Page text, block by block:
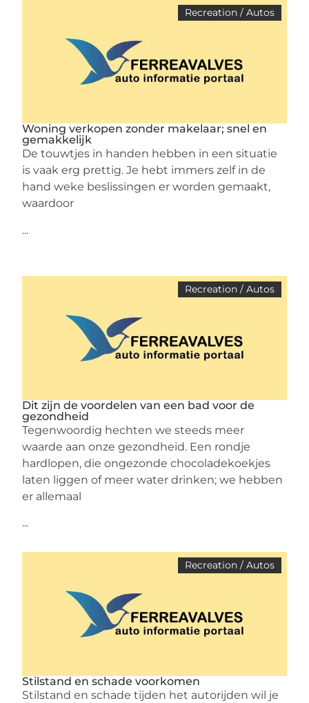
Recreation / Autos
Woning verkopen zonder makelaar; snel en
gemakkelijk
De touwtjes in handen hebben in een situatie
is vaak erg prettig. Je hebt immers zelf in de
hand weke beslissingen er worden gemaakt,
waardoor
...
Recreation / Autos
Dit zijn de voordelen van een bad voor de
gezondheid
Tegenwoordig hechten we steeds meer
waarde aan onze gezondheid. Een rondje
hardlopen, die ongezonde chocoladekoekjes
laten liggen of meer water drinken; we hebben
er allemaal
...
Recreation / Autos
Stilstand en schade voorkomen
Stilstand en schade tijden het autorijden wil je